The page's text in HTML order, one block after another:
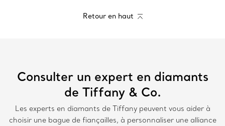
Retour en haut
Consulter un expert en diamants
de Tiffany & Co.
Les experts en diamants de Tiffany peuvent vous aider à
choisir une bague de fiançailles, à personnaliser une alliance